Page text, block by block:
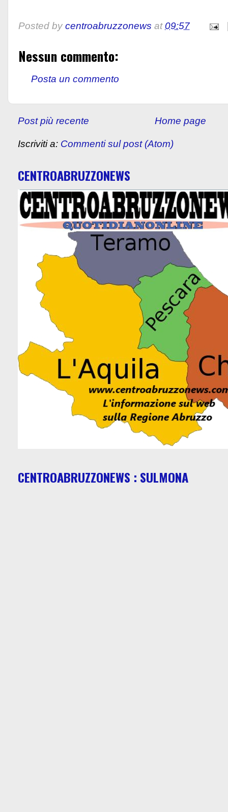
Posted by centroabruzzonews at09:57
Nessun commento:
Posta un commento
Post più recente Home page
Iscriviti a: Commenti sul post (Atom)
CENTROABRUZZONEWS
CENTROABRUZZONEWS : SULMONA